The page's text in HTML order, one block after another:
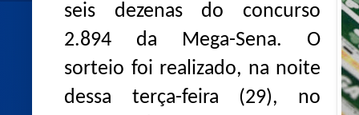
seis dezenas do concurso
2.894 da Mega-Sena. O
sorteio foi realizado, na noite
dessa terça-feira (29), no